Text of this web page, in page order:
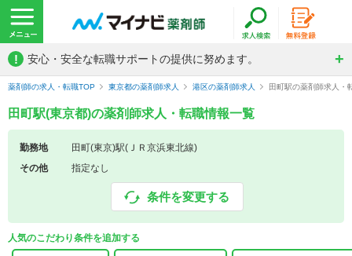
! 安心・安全な転職サポートの提供に努めます。
薬剤師の求人・転職TOP 東京都の薬剤師求人 港区の薬剤師求人 田町駅の薬剤師求人・
田町駅(東京都)の薬剤師求人・転職情報一覧
勤務地
田町(東京)駅(ＪＲ京浜東北線)
その他
指定なし
条件を変更する
人気のこだわり条件を追加する